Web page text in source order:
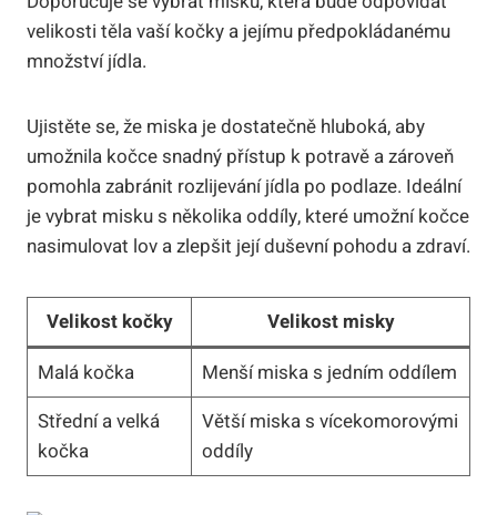
velikosti těla vaší kočky a jejímu předpokládanému
množství jídla.
Ujistěte se, že miska je dostatečně hluboká, aby
umožnila kočce snadný přístup k potravě a zároveň
pomohla zabránit rozlijevání jídla po podlaze. Ideální
je vybrat misku s několika oddíly, které umožní kočce
nasimulovat lov a zlepšit její duševní pohodu a zdraví.
Velikost kočky
Velikost misky
Malá kočka
Menší miska s jedním oddílem
Střední a velká
kočka
Větší miska s vícekomorovými
oddíly